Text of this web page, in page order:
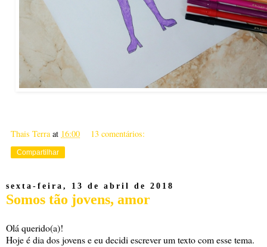
Thais Terra at 16:00 13 comentários:
Compartilhar
sexta-feira, 13 de abril de 2018
Somos tão jovens, amor
Olá querido(a)!
Hoje é dia dos jovens e eu decidi escrever um texto com esse tema.